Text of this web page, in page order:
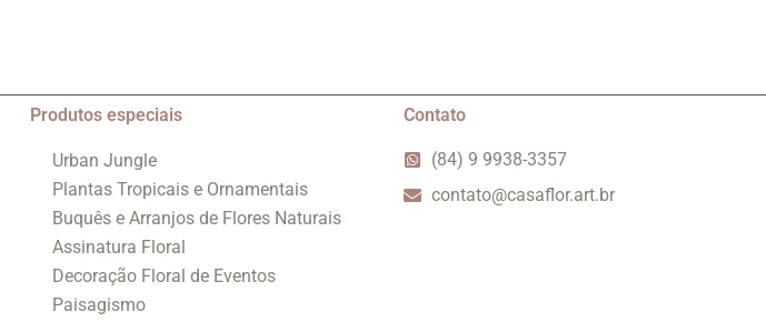
Produtos especiais
Urban Jungle
Plantas Tropicais e Ornamentais
Buquês e Arranjos de Flores Naturais
Assinatura Floral
Decoração Floral de Eventos
Paisagismo
Contato
(84) 9 9938-3357
contato@casaflor.art.br